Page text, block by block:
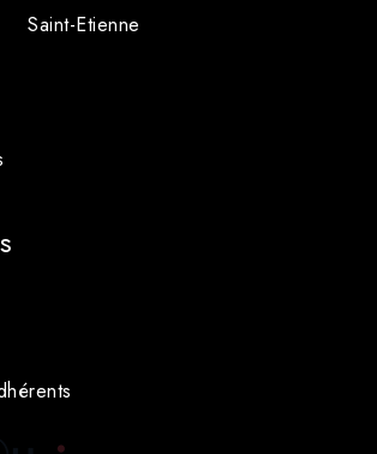
Saint-Etienne